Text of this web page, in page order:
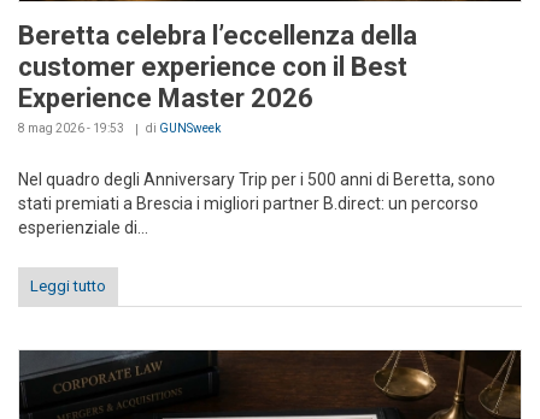
Beretta celebra l’eccellenza della
customer experience con il Best
Experience Master 2026
8 mag 2026 - 19:53 di GUNSweek
Nel quadro degli Anniversary Trip per i 500 anni di Beretta, sono
stati premiati a Brescia i migliori partner B.direct: un percorso
esperienziale di...
Leggi tutto